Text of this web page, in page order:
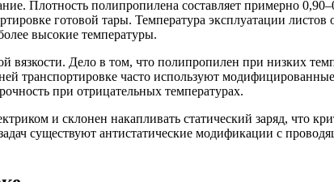
Плотность полипропилена составляет примерно
готовой тары. Температура эксплуатации листов
высокие температуры.
Дело в том, что полипропилен при низких
транспортировке часто используют
при отрицательных температурах.
и склонен накапливать статический заряд, что
существуют антистатические модификации с